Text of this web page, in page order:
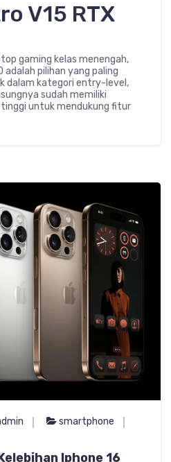
V15 RTX
gaming kelas menengah,
adalah pilihan yang paling
dalam kategori entry-level,
sudah memiliki
untuk mendukung fitur
smartphone
Iphone 16